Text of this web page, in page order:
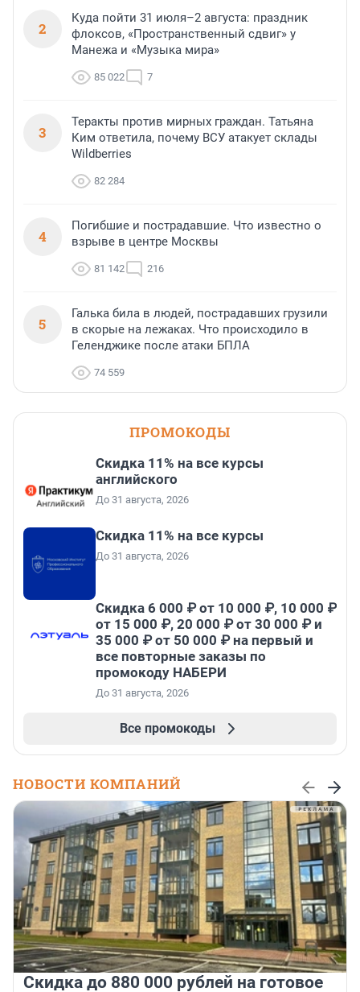
2
Куда пойти 31 июля–2 августа: праздник
флоксов, «Пространственный сдвиг» у
Манежа и «Музыка мира»
85 022 7
3
Теракты против мирных граждан. Татьяна
Ким ответила, почему ВСУ атакует склады
Wildberries
82 284
4
Погибшие и пострадавшие. Что известно о
взрыве в центре Москвы
81 142 216
5
Галька била в людей, пострадавших грузили
в скорые на лежаках. Что происходило в
Геленджике после атаки БПЛА
74 559
ПРОМОКОДЫ
Скидка 11% на все курсы
английского
До 31 августа, 2026
Скидка 11% на все курсы
До 31 августа, 2026
Скидка 6 000 ₽ от 10 000 ₽, 10 000 ₽
от 15 000 ₽, 20 000 ₽ от 30 000 ₽ и
35 000 ₽ от 50 000 ₽ на первый и
все повторные заказы по
промокоду НАБЕРИ
До 31 августа, 2026
Все промокоды
НОВОСТИ КОМПАНИЙ
Скидка до 880 000 рублей на готовое